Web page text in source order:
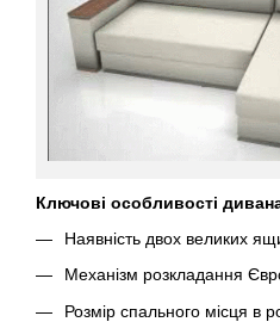
Ключові особливості
Наявність двох великих
Механізм розкладання
Розмір спального місця в